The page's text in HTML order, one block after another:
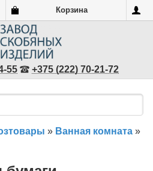
Корзина
55 +375 (222) 70-21-72
» Ванная комната »